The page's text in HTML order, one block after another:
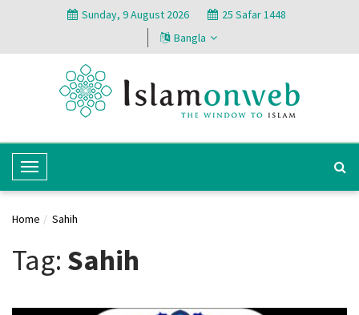
Sunday, 9 August 2026
25 Safar 1448
Bangla
T
o
g
e
a
Home Sahih
Tag: Sahih